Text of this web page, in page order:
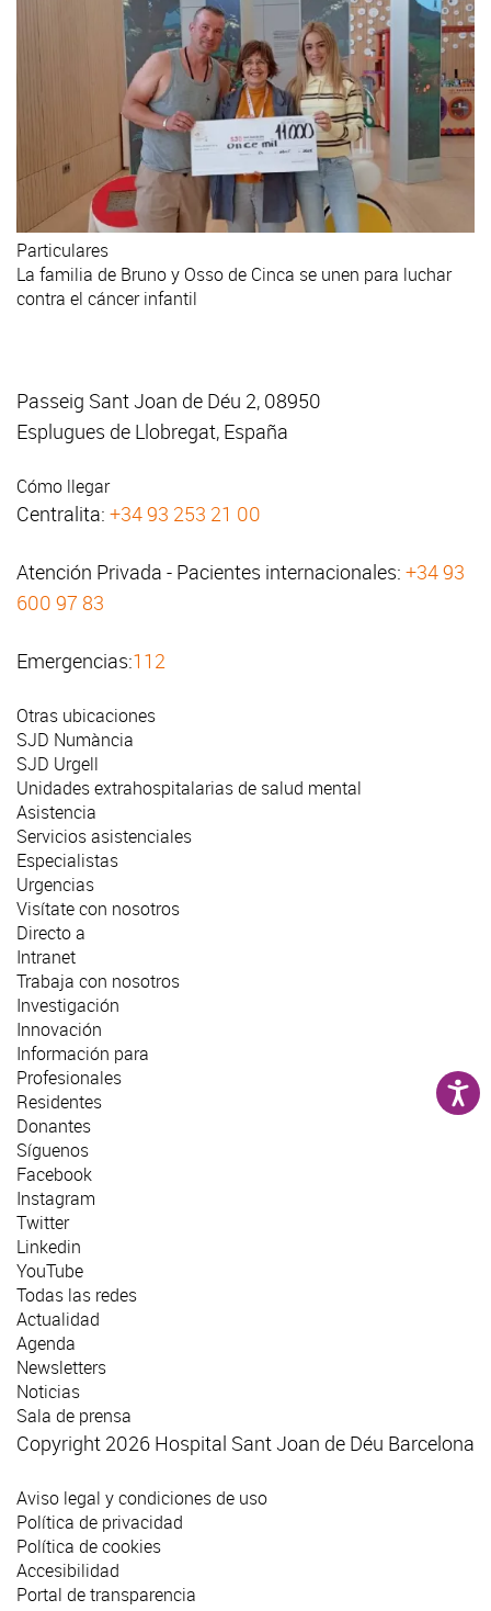
Particulares
La familia de Bruno y Osso de Cinca se unen para luchar
contra el cáncer infantil
Passeig Sant Joan de Déu 2, 08950
Esplugues de Llobregat, España
Cómo llegar
Centralita: +34 93 253 21 00
Atención Privada - Pacientes internacionales: +34 93
600 97 83
Emergencias:112
Otras ubicaciones
SJD Numància
SJD Urgell
Unidades extrahospitalarias de salud mental
Asistencia
Servicios asistenciales
Especialistas
Urgencias
Visítate con nosotros
Directo a
Intranet
Trabaja con nosotros
Investigación
Innovación
Información para
Profesionales
Residentes
Donantes
Síguenos
Facebook
Instagram
Twitter
Linkedin
YouTube
Todas las redes
Actualidad
Agenda
Newsletters
Noticias
Sala de prensa
Copyright 2026 Hospital Sant Joan de Déu Barcelona
Aviso legal y condiciones de uso
Política de privacidad
Política de cookies
Accesibilidad
Portal de transparencia